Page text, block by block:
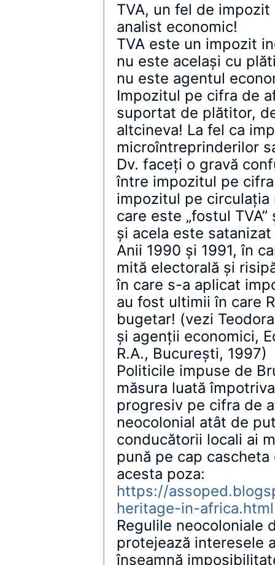
TVA, un fel de
analist economic!
TVA este un impozit
nu este acelaşi cu
nu este agentul
Impozitul pe cifra de
suportat de plătitor,
altcineva! La fel ca
microîntreprinderilor
Dv. faceţi o gravă
între impozitul pe
impozitul pe
care este „fostul
şi acela este
Anii 1990 şi 1991, în
mită electorală şi
în care s-a aplicat
au fost ultimii în care
bugetar! (vezi
şi agenţii economici,
R.A., Bucureşti, 1997)
Politicile impuse de
măsura luată
progresiv pe cifra de
neocolonial atât de
conducătorii locali ai
pună pe cap
acesta poza:
https://
heritage-in-africa.html
Regulile neocoloniale
protejează interesele
înseamnă